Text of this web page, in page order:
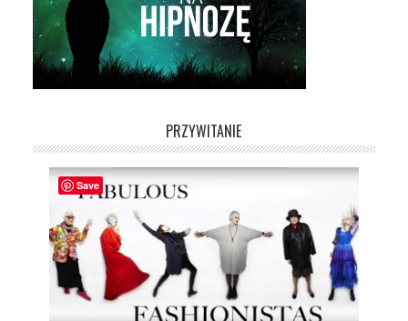
PRZYWITANIE
Save